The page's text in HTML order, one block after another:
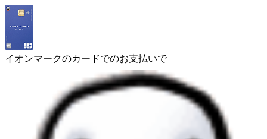
イオンマークのカードでのお支払いで